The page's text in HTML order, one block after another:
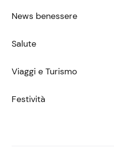
News benessere
Salute
Viaggi e Turismo
Festività